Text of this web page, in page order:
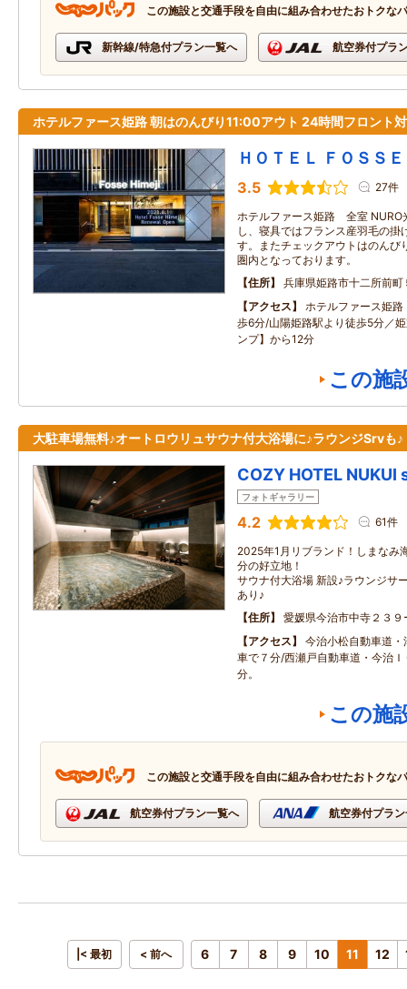
この施設と交通手段を自由に組み合わせたおトクな
新幹線/特急付プラン一覧へ 航空券付プラ
ホテルファース姫路 朝はのんびり11:00アウト 24時間フロント
ＨＯＴＥＬ ＦＯＳＳ
3.5 27件
ホテルファース姫路 全室 NURO
し、寝具ではフランス産羽毛の掛
す。またチェックアウトはのんび
圏内となっております。
住所
兵庫県姫路市十二所前町
アクセス
ホテルファース姫
歩6分/山陽姫路駅より徒歩5分／
ンプ】から12分
この施
大駐車場無料♪オートロウリュサウナ付大浴場に♪ラウンジSrvも♪
COZY HOTEL NUKUI
フォトギャラリー
4.2 61件
2025年1月リブランド！しまなみ
分の好立地！ オ
サウナ付大浴場 新設♪ラウンジサ
あり♪
住所
愛媛県今治市中寺２３９
アクセス
今治小松自動車道
車で７分/西瀬戸自動車道・今治
分。
この施
この施設と交通手段を自由に組み合わせたおトクな
航空券付プラン一覧へ 航空券付プラ
|< 最初 < 前へ 6 7 8 9 10 11 12